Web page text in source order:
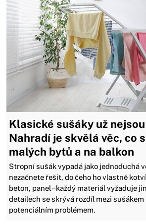
Klasické sušáky už
Nahradí je skvělá věc, co
malých bytů a na balkon
Stropní sušák vypadá jako jednoduchá
nezačnete řešit, do čeho ho vlastně
beton, panel – každý materiál vyžaduje
detailech se skrývá rozdíl mezi sušákem
potenciálním problémem.